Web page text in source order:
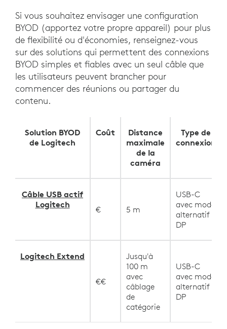
Si vous souhaitez envisager une configuration
BYOD (apportez votre propre appareil) pour plus
de flexibilité ou d'économies, renseignez-vous
sur des solutions qui permettent des connexions
BYOD simples et fiables avec un seul câble que
les utilisateurs peuvent brancher pour
commencer des réunions ou partager du
contenu.
Solution BYOD
de Logitech
Coût
Distance
maximale
de la
caméra
Type de
connexion
Câble USB actif
Logitech
€ 5 m
USB-C
avec mode
alternatif
DP
Logitech Extend
€€
Jusqu'à
100 m
avec
câblage
de
catégorie
USB-C
avec mode
alternatif
DP